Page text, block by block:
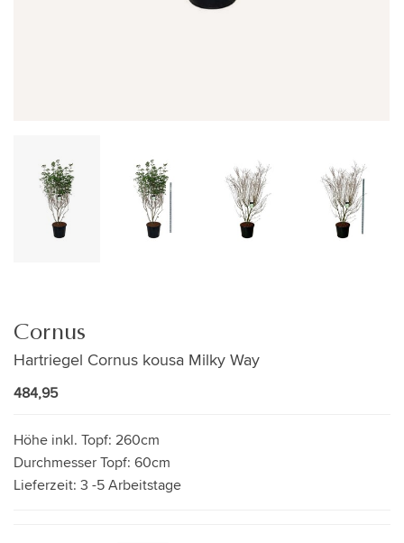
Cornus
Hartriegel Cornus kousa Milky Way
484,95
Höhe inkl. Topf: 260cm
Durchmesser Topf: 60cm
Lieferzeit: 3 -5 Arbeitstage